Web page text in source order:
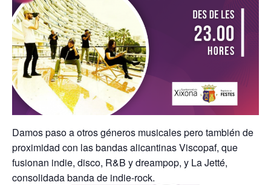
Damos paso a otros géneros musicales pero también de
proximidad con las bandas alicantinas Viscopaf, que
fusionan indie, disco, R&B y dreampop, y La Jetté,
consolidada banda de indie-rock.